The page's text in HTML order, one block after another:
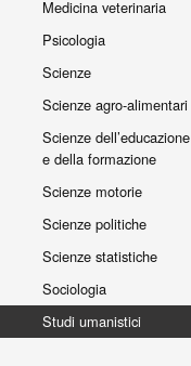
Medicina veterinaria
Psicologia
Scienze
Scienze agro-alimentari
Scienze dell’educazione
e della formazione
Scienze motorie
Scienze politiche
Scienze statistiche
Sociologia
Studi umanistici